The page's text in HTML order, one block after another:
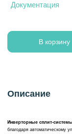
Документация
В корзину
Описание
Инверторные сплит-
благодаря автоматическому